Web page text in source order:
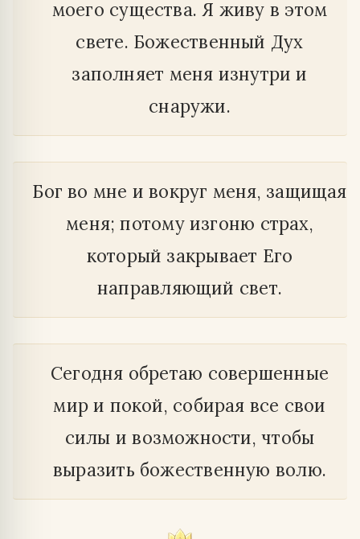
моего существа. Я живу в этом
свете. Божественный Дух
заполняет меня изнутри и
снаружи.
Бог во мне и вокруг меня, защищая
меня; потому изгоню страх,
который закрывает Его
направляющий свет.
Сегодня обретаю совершенные
мир и покой, собирая все свои
силы и возможности, чтобы
выразить божественную волю.